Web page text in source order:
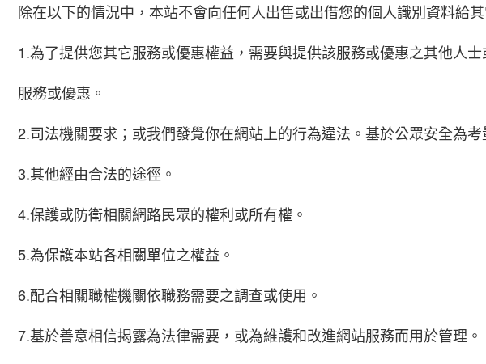
除在以下的情況中，本站不會向任何人出售或出借您的個人識別資料給其
1.為了提供您其它服務或優惠權益，需要與提供該服務或優惠之其他人
服務或優惠。
2.司法機關要求；或我們發覺你在網站上的行為違法。基於公眾安全為
3.其他經由合法的途徑。
4.保護或防衛相關網路民眾的權利或所有權。
5.為保護本站各相關單位之權益。
6.配合相關職權機關依職務需要之調查或使用。
7.基於善意相信揭露為法律需要，或為維護和改進網站服務而用於管理。